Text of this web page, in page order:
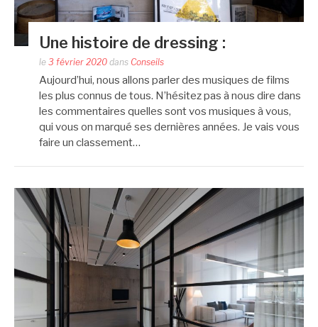
Une histoire de dressing :
le 3 février 2020 dans Conseils
Aujourd’hui, nous allons parler des musiques de films
les plus connus de tous. N’hésitez pas à nous dire dans
les commentaires quelles sont vos musiques à vous,
qui vous on marqué ses dernières années. Je vais vous
faire un classement…